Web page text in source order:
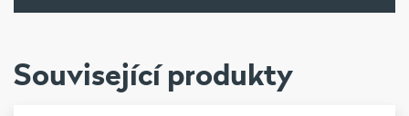
Související produkty